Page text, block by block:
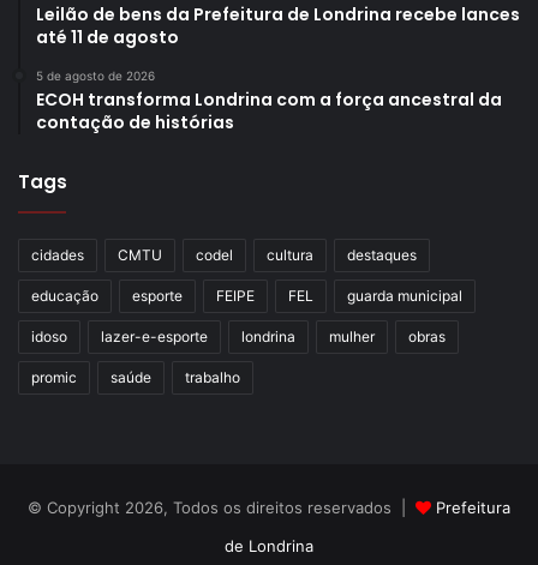
Leilão de bens da Prefeitura de Londrina recebe lances
até 11 de agosto
5 de agosto de 2026
ECOH transforma Londrina com a força ancestral da
contação de histórias
Tags
cidades CMTU codel cultura destaques
educação esporte FEIPE FEL guarda municipal
idoso lazer-e-esporte londrina mulher obras
promic saúde trabalho
© Copyright 2026, Todos os direitos reservados |
Prefeitura
de Londrina